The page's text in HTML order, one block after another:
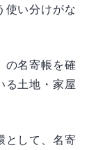
使い分けがな
の名寄帳を確
る土地・家屋
として、名寄